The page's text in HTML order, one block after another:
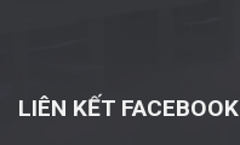
LIÊN KẾT FACEBOOK